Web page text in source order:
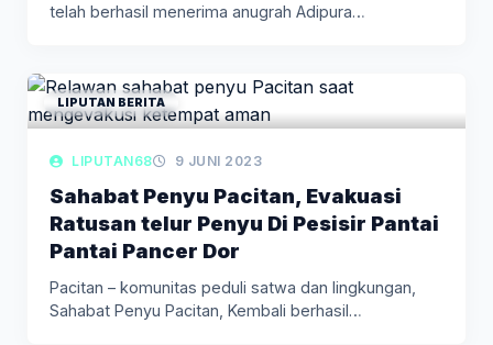
telah berhasil menerima anugrah Adipura…
LIPUTAN BERITA
LIPUTAN68 9 JUNI 2023
Sahabat Penyu Pacitan, Evakuasi
Ratusan telur Penyu Di Pesisir Pantai
Pantai Pancer Dor
Pacitan – komunitas peduli satwa dan lingkungan,
Sahabat Penyu Pacitan, Kembali berhasil…